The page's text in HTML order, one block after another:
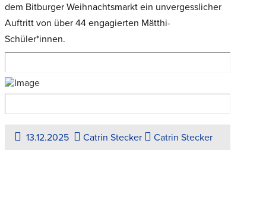
dem Bitburger Weihnachtsmarkt ein unvergesslicher
Auftritt von über 44 engagierten Mätthi-
Schüler*innen.
13.12.2025 Catrin Stecker Catrin Stecker